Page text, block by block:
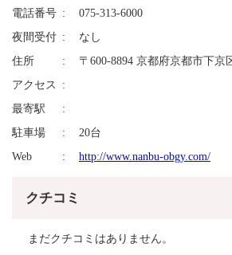
電話番号
075-313-6000
夜間受付
なし
住所
〒600-8894 京都府京都市下京
アクセス
最寄駅
駐車場
20台
Web
http://www.nanbu-obgy.com/
クチコミ
まだクチコミはありません。